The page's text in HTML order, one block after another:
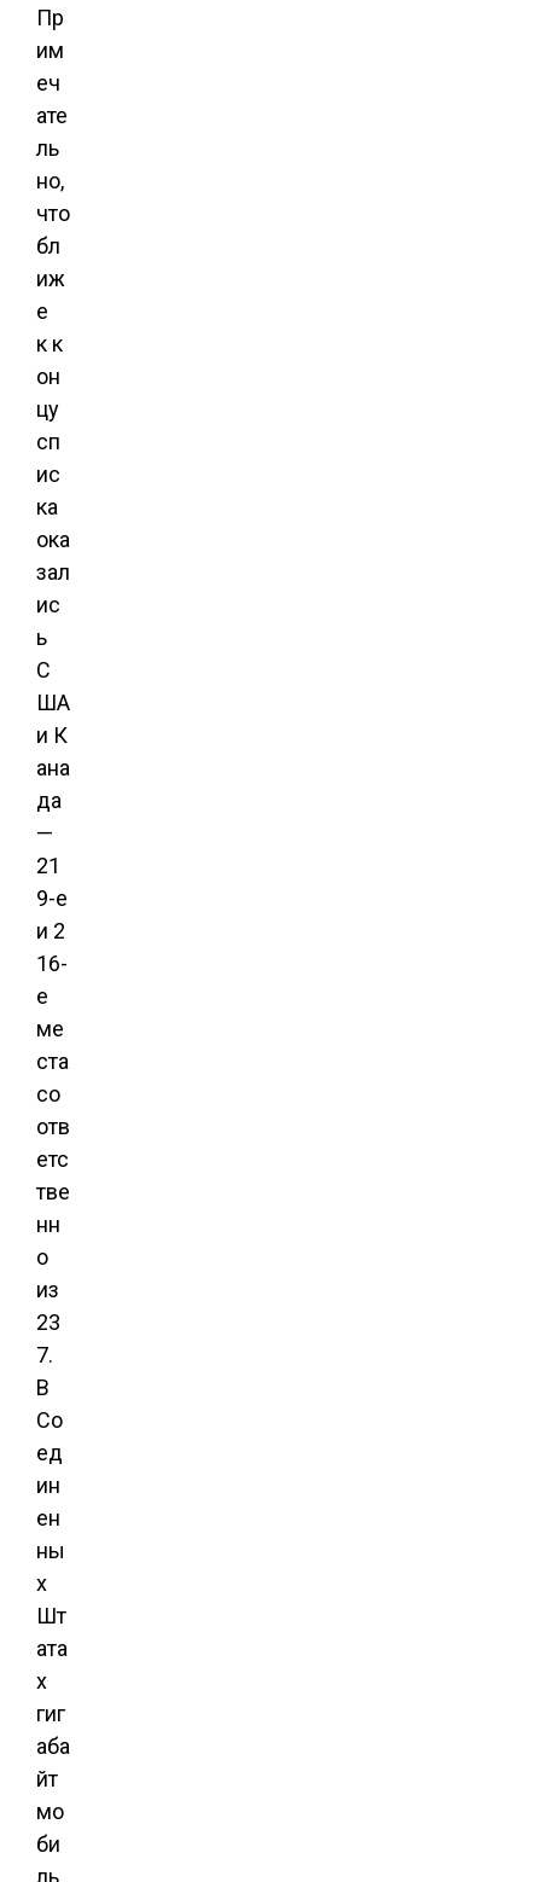
Пр
им
еч
ате
ль
но,
что
бл
иж
е
к к
он
цу
сп
ис
ка
ока
зал
ис
ь
С
ША
и К
ана
да
—
21
9-е
и 2
16-
е
ме
ста
со
отв
етс
тве
нн
о
из
23
7.
В
Со
ед
ин
ен
ны
х
Шт
ата
х
гиг
аба
йт
мо
би
ль